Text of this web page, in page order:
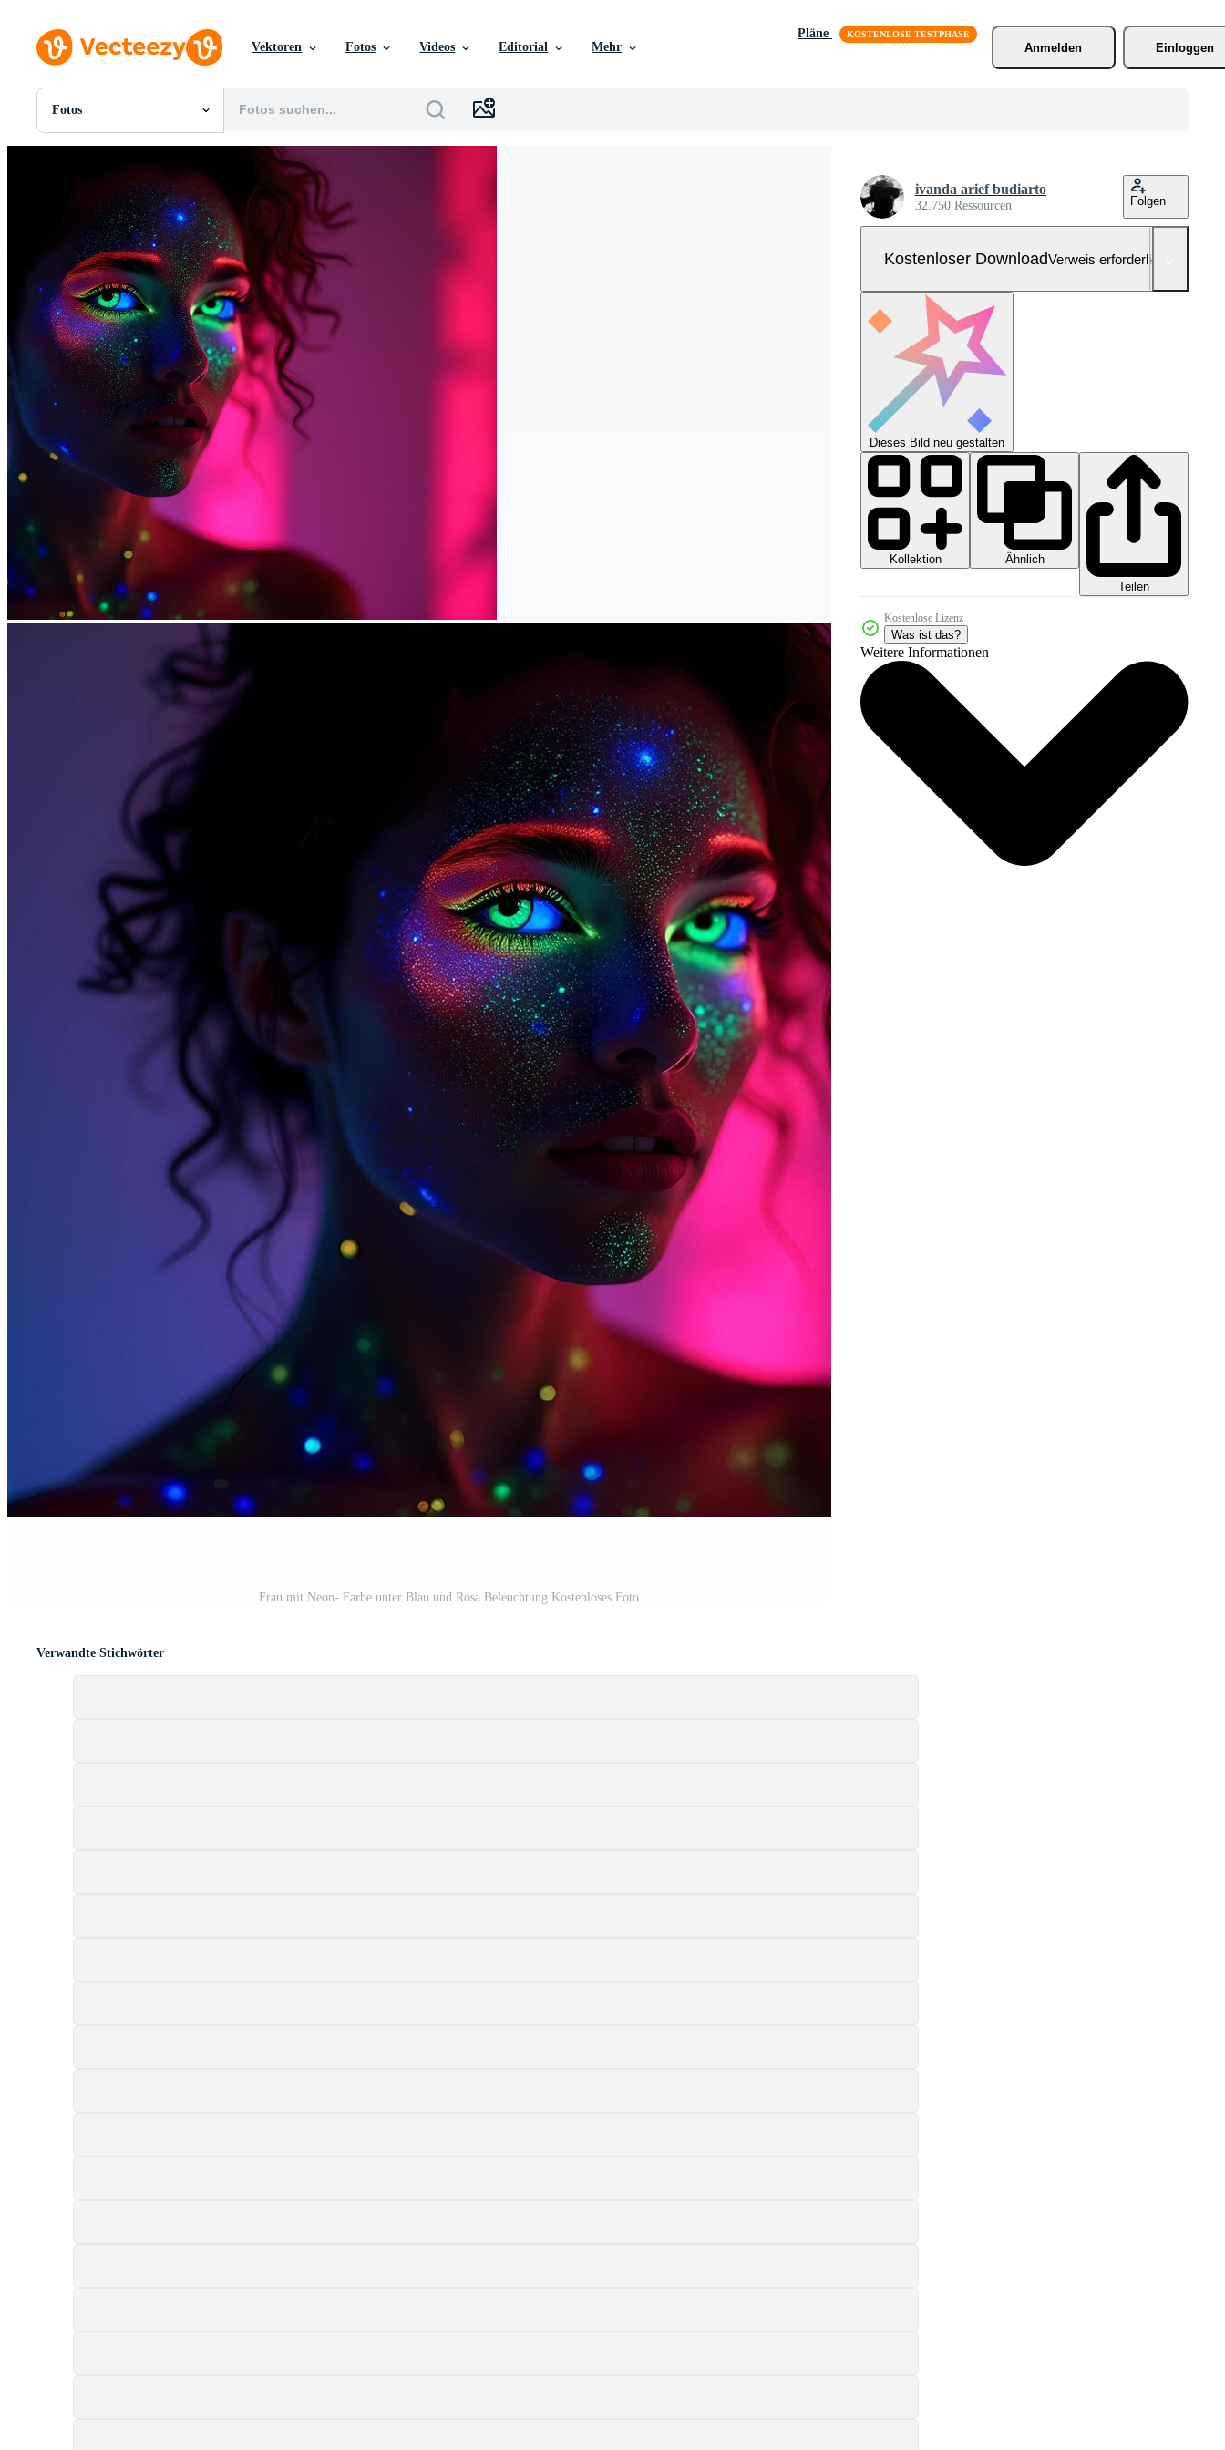
Vektoren Fotos Videos Editorial Mehr
Pläne
Anmelden
Einloggen
Fotos
Alle Bilder
SVGs
Vorlagen
Vektoren
Videos
Motion Graphics
Redaktionelle Bilder
Redaktionelle Ereignisse
Frau mit Neon- Farbe unter Blau und Rosa Beleuchtung Kostenloses Foto
ivanda arief budiarto
32.750 Ressourcen Folgen
Kostenloser DownloadVerweis erforderlich
Dieses Bild neu gestalten
Kollektion
Ähnlich
Teilen
Kostenlose Lizenz
Was ist das?
Weitere Informationen
Verwandte Stichwörter